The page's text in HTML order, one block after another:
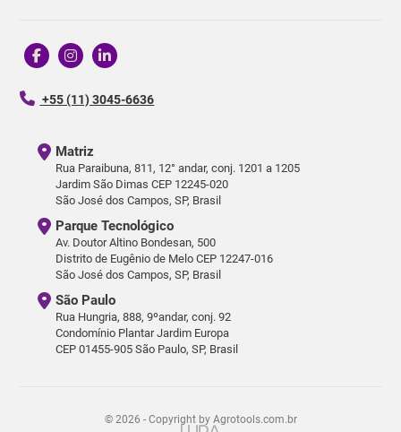
+55 (11) 3045-6636
Matriz
Rua Paraibuna, 811, 12° andar, conj. 1201 a 1205
Jardim São Dimas CEP 12245-020
São José dos Campos, SP, Brasil
São Paulo
Rua Hungria, 888, 9ºandar, conj. 92
Condomínio Plantar Jardim Europa
CEP 01455-905 São Paulo, SP, Brasil
Parque Tecnológico
Av. Doutor Altino Bondesan, 500
Distrito de Eugênio de Melo CEP 12247-016
São José dos Campos, SP, Brasil
© 2026 - Copyright by Agrotools.com.br